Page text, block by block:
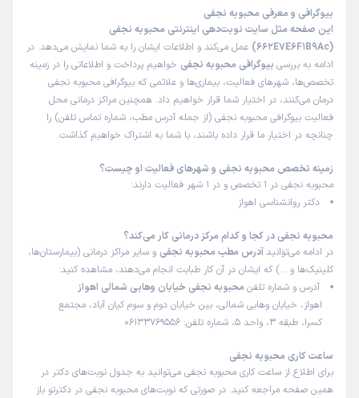
بیوگرافی و معرفی محبوبه نجفی
این صفحه مثل سایت نوبت‌دهی اینترنتی محبوبه نجفی
(662E7E6F1B9Ac)
عمل می‌کند و اطلاعات ایشان را به شما نمایش می‌دهد. در
ادامه به بررسی بیوگرافی محبوبه نجفی خواهیم پرداخت و اطلاعاتی را در زمینه
تخصص‌ها، شهرهای فعالیت، بیماری‌ها و علائمی که بیوگرافی محبوبه نجفی
درمان می‌کنند، در اختیار شما قرار خواهیم داد. همچنین مراکز درمانی محل
فعالیت بیوگرافی محبوبه نجفی (از جمله آدرس مطب، شماره تماس تلفن) را
چنانچه در اختیار ما قرار داده باشند، با شما به اشتراک خواهیم گذاشت.
زمینه تخصص محبوبه نجفی و شهرهای فعالیت او چیست؟
محبوبه نجفی در 1 تخصص و در 1 شهر فعالیت دارند:
دکتر روانشناسی اهواز
محبوبه نجفی در کجا و کدام مرکز درمانی کار می‌کند؟
در ادامه می‌توانید آدرس مطب محبوبه نجفی و سایر مراکز درمانی (بیمارستان‌ها،
کلینیک‌ها و …) که ایشان در آن کار طبابت انجام می‌دهند، مشاهده کنید:
آدرس و شماره تلفن محبوبه نجفی خیابان وهابی شمالی اهواز
اهواز، خیابان وهابی شمالی، بین خیابان دوم و سوم کیان آباد، مجتمع
کسرا، طبقه 3، واحد 5، شماره تلفن: 06133769556
ساعت کاری محبوبه نجفی
برای اطلاع از ساعت کاری محبوبه نجفی می‌توانید به جدول نوبت‌های دکتر در
همین صفحه مراجعه کنید. در صورتی که نوبت‌های محبوبه نجفی در دکترتو باز